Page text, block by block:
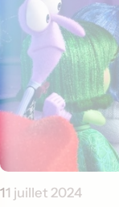
11 juillet 2024